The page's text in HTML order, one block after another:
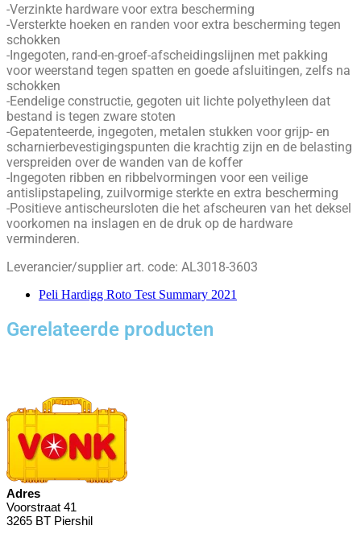
-Verzinkte hardware voor extra bescherming
-Versterkte hoeken en randen voor extra bescherming tegen
schokken
-Ingegoten, rand-en-groef-afscheidingslijnen met pakking
voor weerstand tegen spatten en goede afsluitingen, zelfs na
schokken
-Eendelige constructie, gegoten uit lichte polyethyleen dat
bestand is tegen zware stoten
-Gepatenteerde, ingegoten, metalen stukken voor grijp- en
scharnierbevestigingspunten die krachtig zijn en de belasting
verspreiden over de wanden van de koffer
-Ingegoten ribben en ribbelvormingen voor een veilige
antislipstapeling, zuilvormige sterkte en extra bescherming
-Positieve antischeursloten die het afscheuren van het deksel
voorkomen na inslagen en de druk op de hardware
verminderen.
Leverancier/supplier art. code: AL3018-3603
Peli Hardigg Roto Test Summary 2021
Gerelateerde producten
Adres
Voorstraat 41
3265 BT Piershil